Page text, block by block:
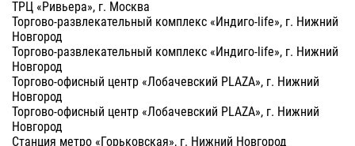
ТРЦ «Ривьера», г. Москва
Торгово-развлекательный комплекс «Индиго-life», г. Нижний
Новгород
Торгово-развлекательный комплекс «Индиго-life», г. Нижний
Новгород
Торгово-офисный центр «Лобачевский PLAZA», г. Нижний
Новгород
Торгово-офисный центр «Лобачевский PLAZA», г. Нижний
Новгород
Станция метро «Горьковская», г. Нижний Новгород